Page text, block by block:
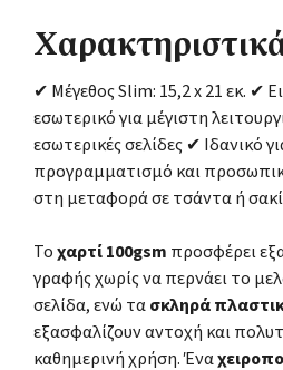
✔ Μέγεθος Slim: 15,2 x 21 εκ. ✔
εσωτερικό για μέγιστη
εσωτερικές σελίδες ✔ Ιδανικό
προγραμματισμό και
στη μεταφορά σε τσάντα ή
Τοχαρτί 100gsm προσφέρει
γραφής χωρίς να περνάει το
σελίδα, ενώ τασκληρά
εξασφαλίζουν αντοχή και
καθημερινή χρήση. Ένα